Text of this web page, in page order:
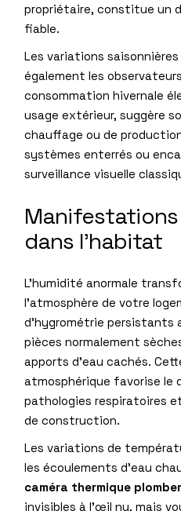
propriétaire, constitue un
fiable.
Les variations
également les
consommation hivernale
usage extérieur, suggère
chauffage ou de
systèmes enterrés ou
surveillance visuelle
dans l’habitat
L’humidité anormale
l’atmosphère de votre
d’hygrométrie persistants
pièces normalement
apports d’eau cachés.
atmosphérique favorise le
pathologies respiratoires
de construction.
Les variations de
les écoulements d’eau
caméra thermique
invisibles à l’œil nu, mais